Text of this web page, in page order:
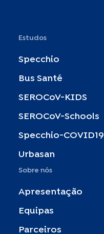
Estudos
Specchio
Bus Santé
SEROCoV-KIDS
SEROCoV-Schools
Specchio-COVID19
Urbasan
Sobre nós
Apresentação
Equipas
Parceiros